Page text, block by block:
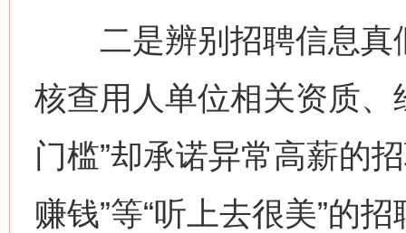
二是辨别招聘信息真
核查用人单位相关资质、
门槛”却承诺异常高薪的
赚钱”等“听上去很美”的